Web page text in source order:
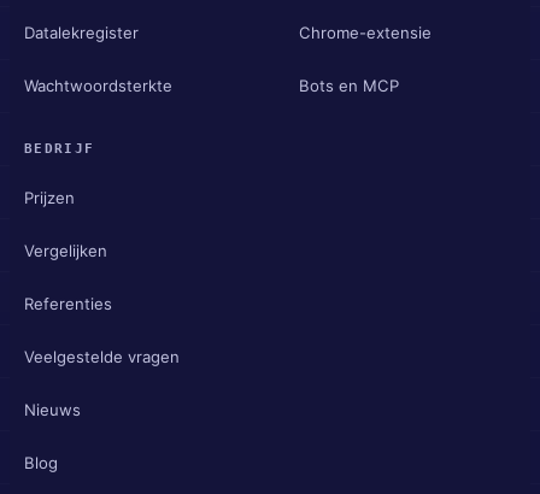
Datalekregister
Wachtwoordsterkte
Chrome-extensie
Bots en MCP
BEDRIJF
Prijzen
Vergelijken
Referenties
Veelgestelde vragen
Nieuws
Blog